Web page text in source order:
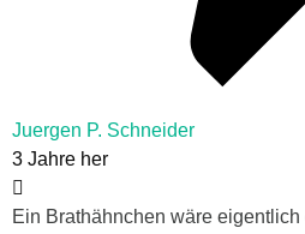
Juergen P. Schneider
3 Jahre her
Ein Brathähnchen wäre